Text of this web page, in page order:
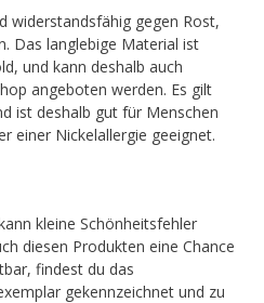
widerstandsfähig gegen Rost,
Das langlebige Material ist
und kann deshalb auch
angeboten werden. Es gilt
ist deshalb gut für Menschen
einer Nickelallergie geeignet.
kleine Schönheitsfehler
diesen Produkten eine Chance
findest du das
gekennzeichnet und zu